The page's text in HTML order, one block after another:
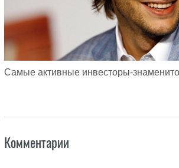
Самые активные инвесторы-
Комментарии